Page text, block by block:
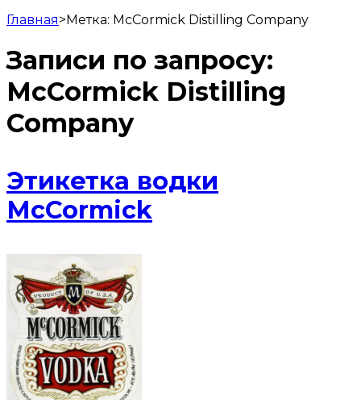
Главная>Метка: McCormick Distilling Company
Записи по запросу:
McCormick Distilling
Company
Этикетка водки
McCormick